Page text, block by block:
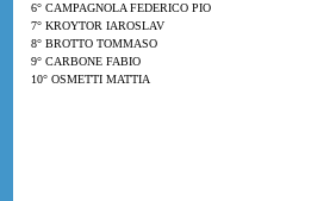
6° CAMPAGNOLA FEDERICO PIO
7° KROYTOR IAROSLAV
8° BROTTO TOMMASO
9° CARBONE FABIO
10° OSMETTI MATTIA